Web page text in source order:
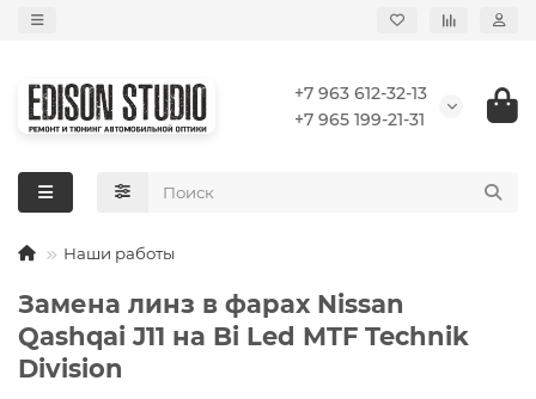
+7 963 612-32-13
+7 965 199-21-31
Наши работы
Замена линз в фарах Nissan
Qashqai J11 на Bi Led MTF Technik
Division